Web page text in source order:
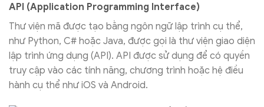
API (Application Programming Interface)
Thư viện mã được tạo bằng ngôn ngữ lập trình cụ thể,
như Python, C# hoặc Java, được gọi là thư viện giao diện
lập trình ứng dụng (API). API được sử dụng để có quyền
truy cập vào các tính năng, chương trình hoặc hệ điều
hành cụ thể như iOS và Android.